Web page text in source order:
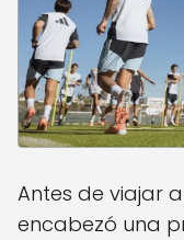
Antes de viajar
encabezó una